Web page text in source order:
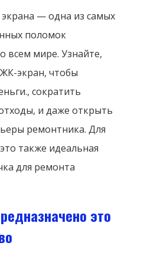
— одна из самых
поломок
всем мире. Узнайте,
экран, чтобы
сократить
и даже открыть
ремонтника. Для
также идеальная
для ремонта
это